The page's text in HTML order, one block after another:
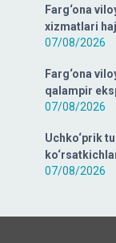
Farg‘ona
xizmatlari
07/08/2026
Farg‘ona
qalampir
07/08/2026
Uchko‘prik
07/08/2026